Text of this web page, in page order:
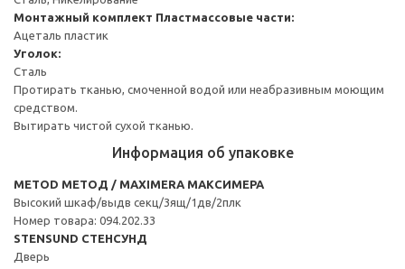
Монтажный комплект Пластмассовые части:
Ацеталь пластик
Уголок:
Сталь
Протирать тканью, смоченной водой или неабразивным моющим
средством.
Вытирать чистой сухой тканью.
Информация об упаковке
METOD МЕТОД / MAXIMERA МАКСИМЕРА
Высокий шкаф/выдв секц/3ящ/1дв/2плк
Номер товара: 094.202.33
STENSUND СТЕНСУНД
Дверь